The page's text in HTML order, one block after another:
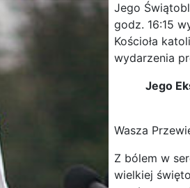
Jego
godz. 16:15
Kościoła
wydarzenia
Jego
Wasza
Z bólem w
wielkiej